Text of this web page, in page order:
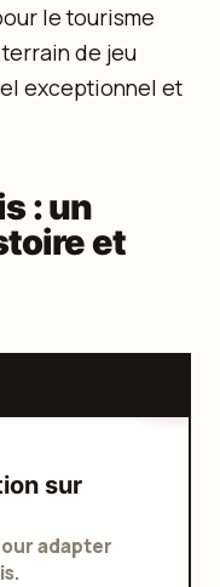
le tourisme
de jeu
exceptionnel et
: un
et
adapter